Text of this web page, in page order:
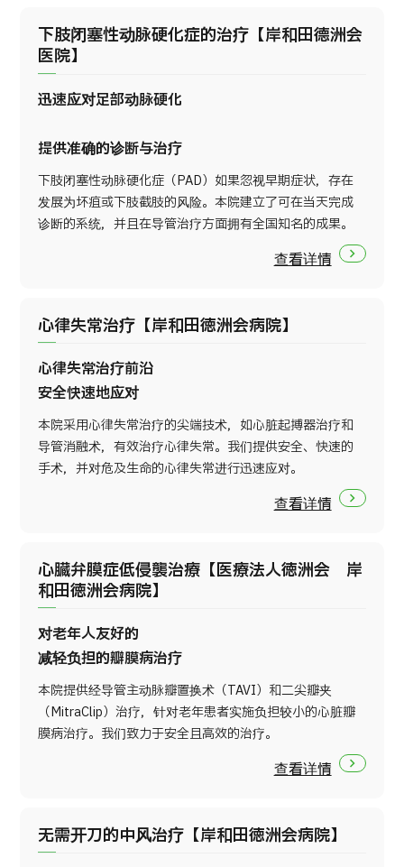
下肢闭塞性动脉硬化症的治疗【岸和田德洲会
医院】
迅速应对足部动脉硬化
提供准确的诊断与治疗
下肢闭塞性动脉硬化症（PAD）如果忽视早期症状，存在
发展为坏疽或下肢截肢的风险。本院建立了可在当天完成
诊断的系统，并且在导管治疗方面拥有全国知名的成果。
查看详情
心律失常治疗【岸和田徳洲会病院】
心律失常治疗前沿
安全快速地应对
本院采用心律失常治疗的尖端技术，如心脏起搏器治疗和
导管消融术，有效治疗心律失常。我们提供安全、快速的
手术，并对危及生命的心律失常进行迅速应对。
查看详情
心臓弁膜症低侵襲治療【医療法人徳洲会 岸
和田徳洲会病院】
对老年人友好的
减轻负担的瓣膜病治疗
本院提供经导管主动脉瓣置换术（TAVI）和二尖瓣夹
（MitraClip）治疗，针对老年患者实施负担较小的心脏瓣
膜病治疗。我们致力于安全且高效的治疗。
查看详情
无需开刀的中风治疗【岸和田徳洲会病院】